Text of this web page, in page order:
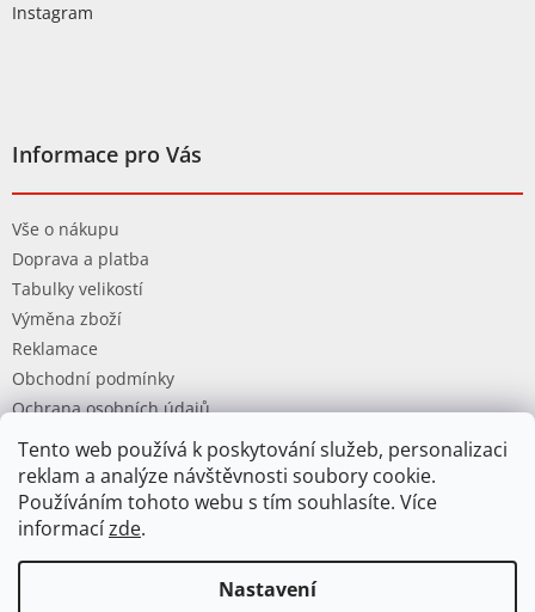
Tento web používá k poskytování služeb, personalizaci
reklam a analýze návštěvnosti soubory cookie.
Používáním tohoto webu s tím souhlasíte. Více
informacízde.
Nastavení
Instagram
Informace pro Vás
Vše o nákupu
Doprava a platba
Tabulky velikostí
Výměna zboží
Reklamace
Obchodní podmínky
Ochrana osobních údajů